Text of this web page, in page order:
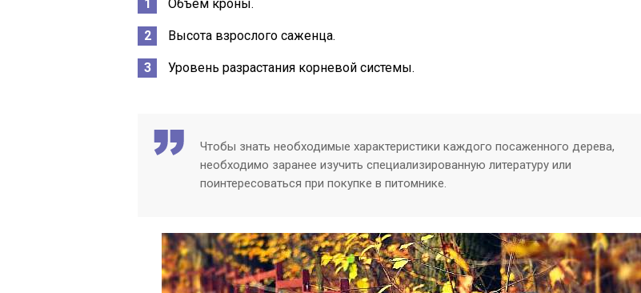
Объем кроны.
Высота взрослого саженца.
Уровень разрастания корневой системы.
Чтобы знать необходимые характеристики каждого посаженного дерева,
необходимо заранее изучить специализированную литературу или
поинтересоваться при покупке в питомнике.